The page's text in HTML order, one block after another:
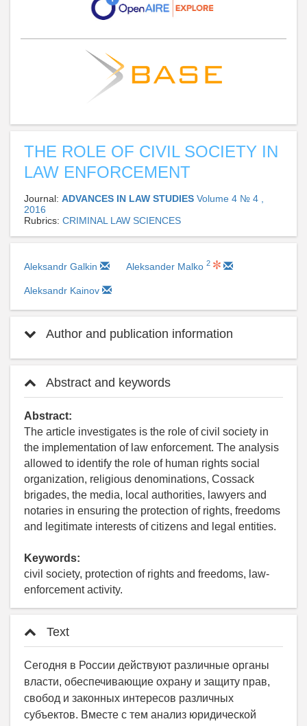
THE ROLE OF CIVIL SOCIETY IN
LAW ENFORCEMENT
Journal: ADVANCES IN LAW STUDIES Volume 4 № 4 ,
2016
Rubrics: CRIMINAL LAW SCIENCES
Aleksandr Galkin Aleksander Malko 2
Aleksandr Kainov
Author and publication information
Abstract and keywords
Abstract:
The article investigates is the role of civil society in
the implementation of law enforcement. The analysis
allowed to identify the role of human rights social
organization, religious denominations, Cossack
brigades, the media, local authorities, lawyers and
notaries in ensuring the protection of rights, freedoms
and legitimate interests of citizens and legal entities.
Keywords:
civil society, protection of rights and freedoms, law-
enforcement activity.
Text
Сегодня в России действуют различные органы
власти, обеспечивающие охрану и защиту прав,
свобод и законных интересов различных
субъектов. Вместе с тем анализ юридической